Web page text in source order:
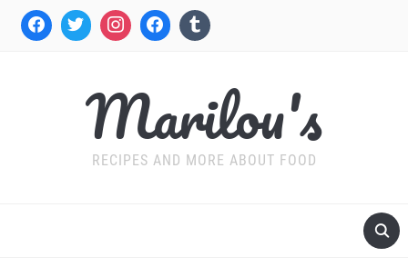
Marilou's
RECIPES AND MORE ABOUT FOOD